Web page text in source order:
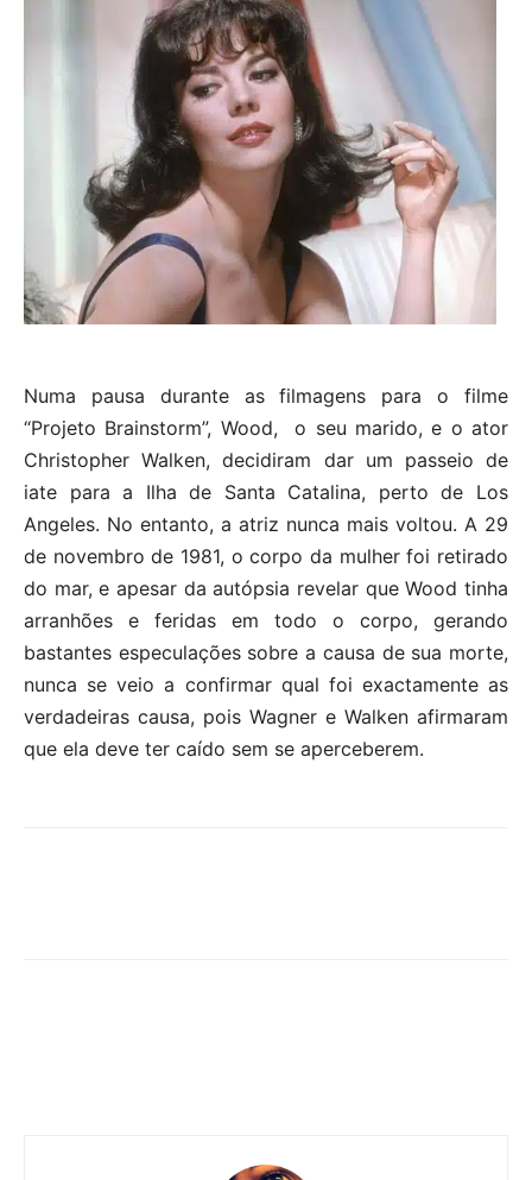
Numa pausa durante as filmagens para o filme
“Projeto Brainstorm”, Wood, o seu marido, e o ator
Christopher Walken, decidiram dar um passeio de
iate para a Ilha de Santa Catalina, perto de Los
Angeles. No entanto, a atriz nunca mais voltou. A 29
de novembro de 1981, o corpo da mulher foi retirado
do mar, e apesar da autópsia revelar que Wood tinha
arranhões e feridas em todo o corpo, gerando
bastantes especulações sobre a causa de sua morte,
nunca se veio a confirmar qual foi exactamente as
verdadeiras causa, pois Wagner e Walken afirmaram
que ela deve ter caído sem se aperceberem.